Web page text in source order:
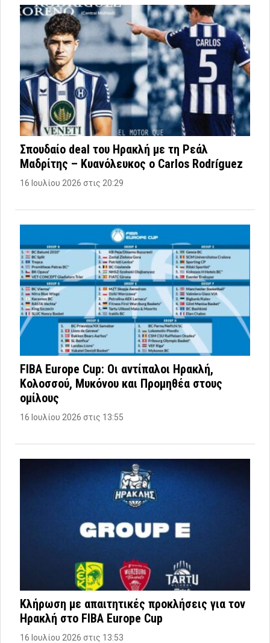
Σπουδαίο deal του Ηρακλή με τη Ρεάλ
Μαδρίτης – Κυανόλευκος ο Carlos Rodríguez
16 Ιουλίου 2026 στις 20:29
FIBA Europe Cup: Οι αντίπαλοι Ηρακλή,
Κολοσσού, Μυκόνου και Προμηθέα στους
ομίλους
16 Ιουλίου 2026 στις 13:55
Κλήρωση με απαιτητικές προκλήσεις για τον
Ηρακλή στο FIBA Europe Cup
16 Ιουλίου 2026 στις 13:53